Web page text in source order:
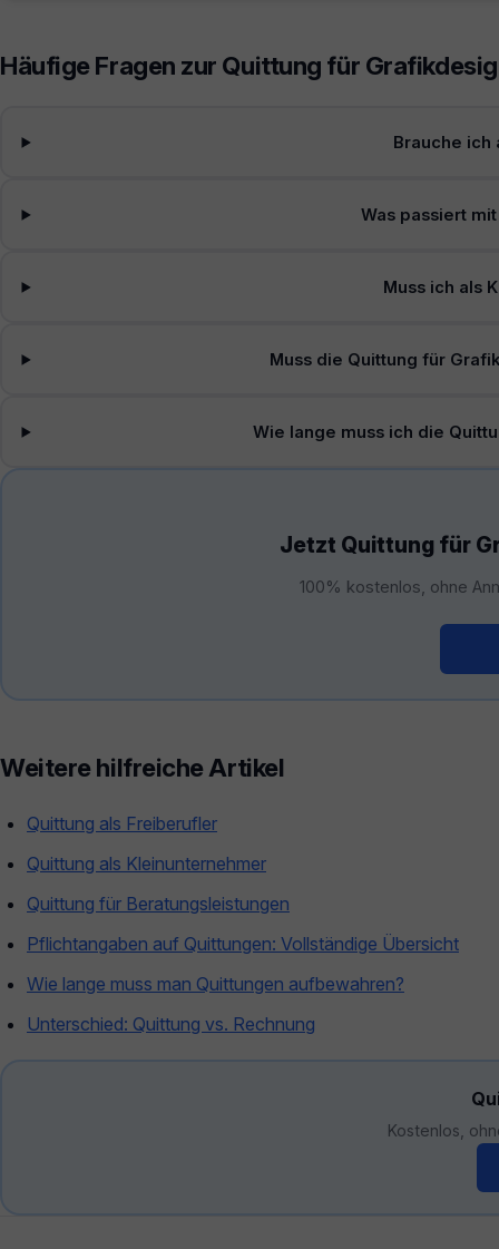
Häufige Fragen zur Quittung für
Brauche ich
Was passiert
Muss ich als
Muss die Quittung für
Wie lange muss ich die
Jetzt Quittung für
100% kostenlos, ohne
Weitere hilfreiche Artikel
Quittung als Freiberufler
Quittung als Kleinunternehmer
Quittung für Beratungsleistungen
Pflichtangaben auf Quittungen: Vollständige Übersicht
Wie lange muss man Quittungen aufbewahren?
Unterschied: Quittung vs. Rechnung
Kostenlos,